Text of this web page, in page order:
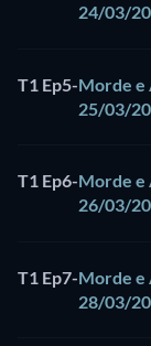
24/03/
T1 Ep5-Morde e
25/03/
T1 Ep6-Morde e
26/03/
T1 Ep7-Morde e
28/03/